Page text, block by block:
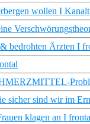
wollen I
bedrohten Ärzten I
sicher sind wir im
klagen an I